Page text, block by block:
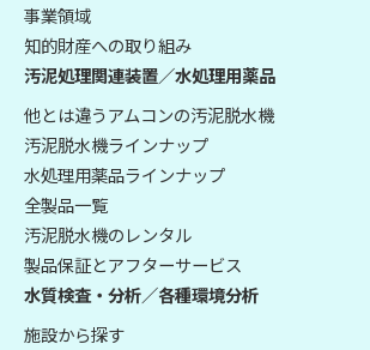
事業領域
知的財産への取り組み
汚泥処理関連装置／水処理用薬品
他とは違うアムコンの汚泥脱水機
汚泥脱水機ラインナップ
水処理用薬品ラインナップ
全製品一覧
汚泥脱水機のレンタル
製品保証とアフターサービス
水質検査・分析／各種環境分析
施設から探す